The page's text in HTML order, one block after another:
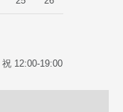
12:00-19:00